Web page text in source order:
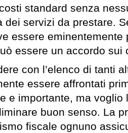
standard senza
dei servizi da prestare.
essere eminentemente
essere un accordo sui
con l’elenco di tanti
essere affrontati
e importante, ma voglio
buon senso. La
fiscale ognuno